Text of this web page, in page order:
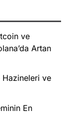
ve
Artan
Hazineleri ve
En